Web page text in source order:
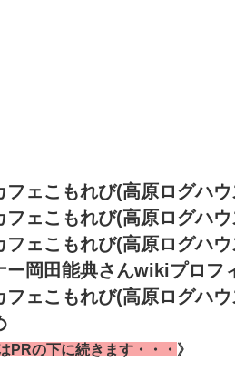
フェこもれび(高原ログハ
フェこもれび(高原ログハ
フェこもれび(高原ログハ
ー岡田能典さんwikiプロフ
フェこもれび(高原ログハ
PRの下に続きます・・・ 》